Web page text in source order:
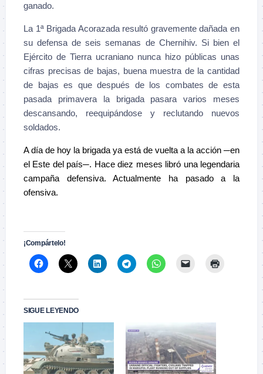
ganado.
La 1ª Brigada Acorazada resultó gravemente dañada en
su defensa de seis semanas de Chernihiv. Si bien el
Ejército de Tierra ucraniano nunca hizo públicas unas
cifras precisas de bajas, buena muestra de la cantidad
de bajas es que después de los combates de esta
pasada primavera la brigada pasara varios meses
descansando, reequipándose y reclutando nuevos
soldados.
A día de hoy la brigada ya está de vuelta a la acción ─en
el Este del país─. Hace diez meses libró una legendaria
campaña defensiva. Actualmente ha pasado a la
ofensiva.
¡Compártelo!
SIGUE LEYENDO